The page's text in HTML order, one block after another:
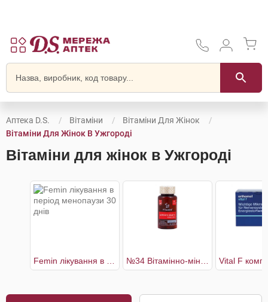
Аптека D.S. Вітаміни
Вітаміни Для Жінок
Вітаміни Для Жінок В Ужгороді
Вітаміни для жінок в Ужгороді